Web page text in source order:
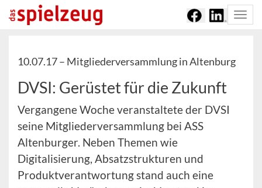
10.07.17 – Mitgliederversammlung in Altenburg
DVSI: Gerüstet für die Zukunft
Vergangene Woche veranstaltete der DVSI
seine Mitgliederversammlung bei ASS
Altenburger. Neben Themen wie
Digitalisierung, Absatzstrukturen und
Produktverantwortung stand auch eine